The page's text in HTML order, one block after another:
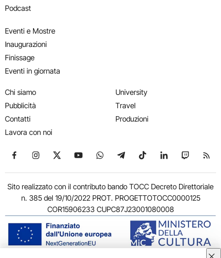
Podcast
Eventi e Mostre
Inaugurazioni
Finissage
Eventi in giornata
Chi siamo
Pubblicità
Contatti
Lavora con noi
University
Travel
Produzioni
Seguici su Facebook
Seguici su Instagram
Seguici su X
Seguici su YouTube
Seguici su WhatsApp
Seguici su Telegram
Seguici su TikTok
Seguici su
Seguici
Sito realizzato con il contributo bando TOCC Decreto Direttoriale
n. 385 del 19/10/2022 PROT. PROGETTOTOCC0000125
COR15906233 CUPC87J23001080008